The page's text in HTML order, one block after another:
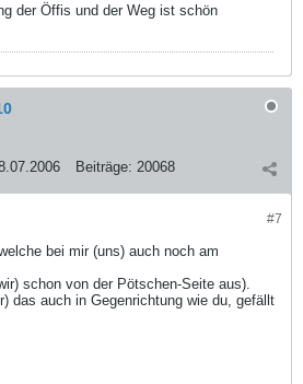
der Öffis und der Weg ist schön
Beiträge: 20068
#7
bei mir (uns) auch noch am
schon von der Pötschen-Seite aus).
das auch in Gegenrichtung wie du, gefällt